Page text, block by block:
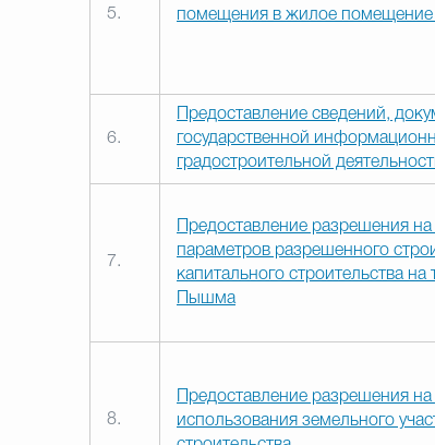
5.
помещения в жилое помещение
6.
Предоставление сведений,
государственной
градостроительной
7.
Предоставление разрешения
параметров разрешенного
капитального строительства
Пышма
8.
Предоставление разрешения
использования земельного